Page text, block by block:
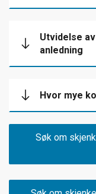
Utvidelse
anledning
Hvor mye
Søk om